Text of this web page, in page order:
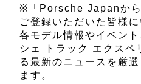
客様の個人情報に
責任者として責任
ご来場のリクエス
販売店は、下記の
ポルシェセンター
※「Porsche Japanから
ご登録いただいた皆様
各モデル情報やイベン
シェ トラック エクスペ
る最新のニュースを厳
ます。